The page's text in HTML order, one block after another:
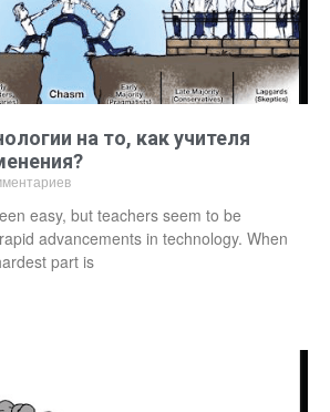
на то, как учителя
easy, but teachers seem to be
advancements in technology. When
part is